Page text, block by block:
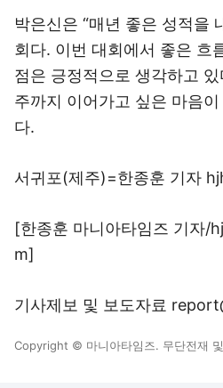
박은신은 “매년 좋은 성적을
회다. 이번 대회에서 좋은 흐
점은 긍정적으로 생각하고 있
주까지 이어가고 싶은 마음
다.
서귀포(제주)=한종훈 기자
[한종훈 마니아타임즈 기자/
m]
기사제보 및 보도자료
Copyright © 마니아타임즈. 무단전재